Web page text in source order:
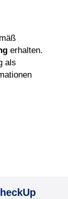
erhalten.
als